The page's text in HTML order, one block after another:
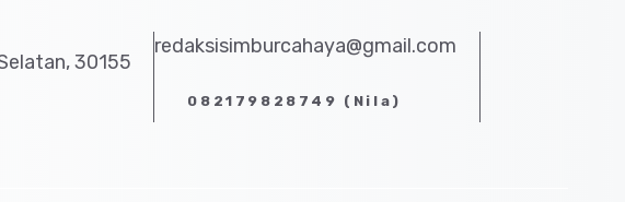
30155
redaksisimburcahaya@gmail.com
082179828749 (Nila)